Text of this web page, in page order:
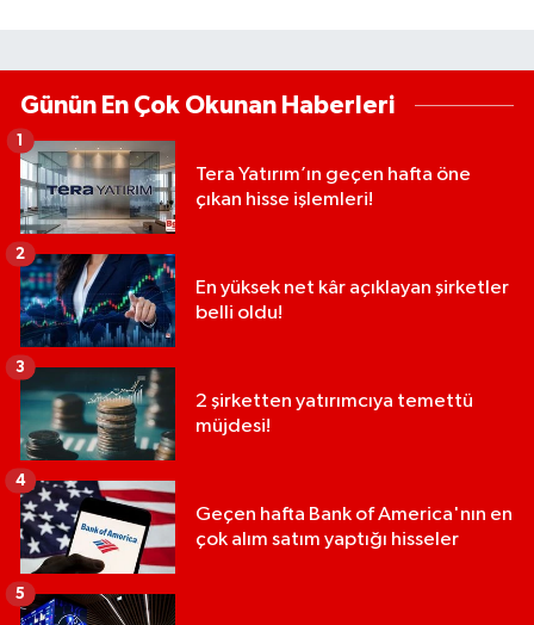
Günün En Çok Okunan Haberleri
Tera Yatırım’ın geçen hafta öne
çıkan hisse işlemleri!
1
En yüksek net kâr açıklayan şirketler
belli oldu!
2
2 şirketten yatırımcıya temettü
müjdesi!
3
Geçen hafta Bank of America'nın en
çok alım satım yaptığı hisseler
4
5